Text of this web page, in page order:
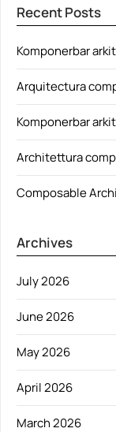
Recent Posts
Komponerbar
Arquitectura
Komponerbar
Architettura
Composable
Archives
July 2026
June 2026
May 2026
April 2026
March 2026